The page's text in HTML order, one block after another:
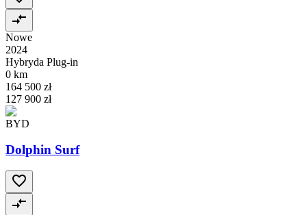
Nowe
2024
Hybryda Plug-in
0 km
164 500 zł
127 900 zł
BYD
Dolphin Surf